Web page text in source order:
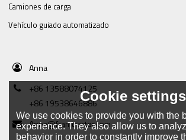
Camiones de carga
Vehículo guiado automatizado
Anna
+86 13588074125
+86 19538646886
Anna@framtractor.com
Cookie settings
We use cookies to provide you with the
experience. They also allow us to
behavior in order to constantly improve